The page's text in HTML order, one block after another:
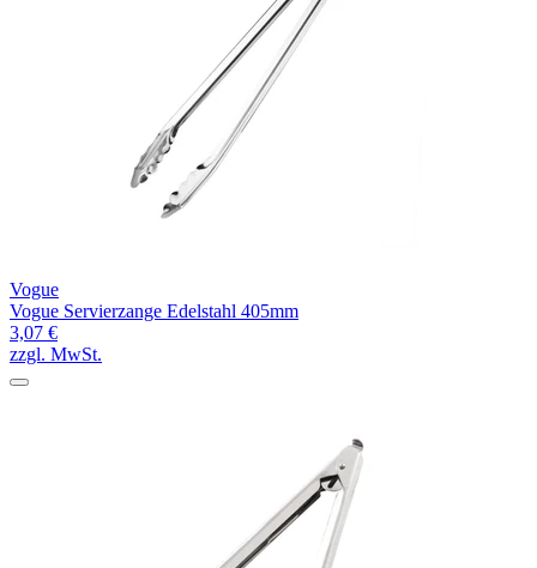
Vogue
Vogue Servierzange Edelstahl 405mm
3,07 €
zzgl. MwSt.